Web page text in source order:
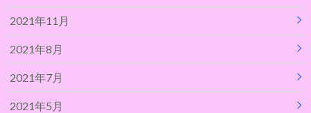
2021年11月
2021年8月
2021年7月
2021年5月